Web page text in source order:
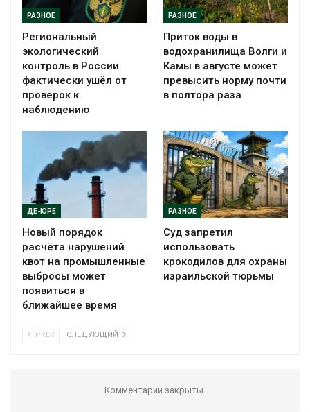
РАЗНОЕ
Региональный
экологический
контроль в России
фактически ушёл от
проверок к
наблюдению
РАЗНОЕ
Приток воды в
водохранилища Волги и
Камы в августе может
превысить норму почти
в полтора раза
ДЕ-ЮРЕ
Новый порядок
расчёта нарушений
квот на промышленные
выбросы может
появиться в
ближайшее время
РАЗНОЕ
Суд запретил
использовать
крокодилов для охраны
израильской тюрьмы
PREV СЛЕДУЮЩИЙ
Комментарии закрыты.